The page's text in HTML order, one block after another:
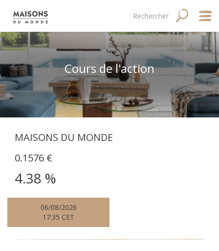
contenu
principal
Main
navigation
mobile
Navigation
principale
Cours de l'action
MAISONS DU MONDE
0.1576 €
4.38 %
06/08/2026
17:35 CET